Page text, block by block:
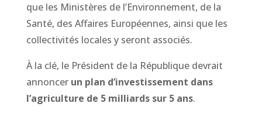
que les Ministères de l’Environnement, de la
Santé, des Affaires Européennes, ainsi que les
collectivités locales y seront associés.
À la clé, le Président de la République devrait
annoncer un plan d’investissement dans
l’agriculture de 5 milliards sur 5 ans.